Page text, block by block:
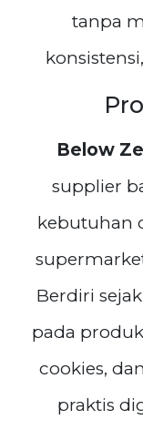
tanpa
Below
supplier
kebutuhan
Berdiri
pada
cookies,
praktis